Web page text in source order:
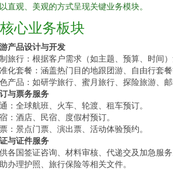
直观、美观的方式呈现关键业务模块。
核心业务板块
产品设计与开发
旅行：根据客户需求（如主题、预算、时间）
化套餐：涵盖热门目的地跟团游、自由行套餐
产品：如研学旅行、蜜月旅行、探险旅游、邮
与票务服务
：全球航班、火车、轮渡、租车预订。
：酒店、民宿、度假村预订。
：景点门票、演出票、活动体验预约。
与证件服务
各国签证咨询、材料审核、代递交及加急服务
办理护照、旅行保险等相关文件。